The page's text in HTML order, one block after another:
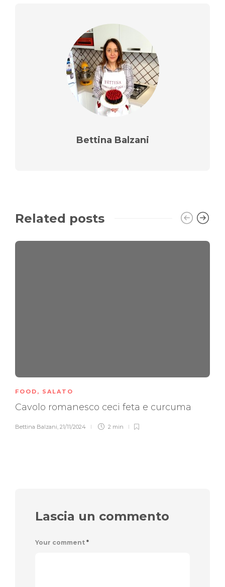
Bettina Balzani
Related posts
FOOD , SALATO
Cavolo romanesco ceci feta e curcuma
Bettina Balzani, 21/11/2024 2 min
Lascia un commento
Your comment *